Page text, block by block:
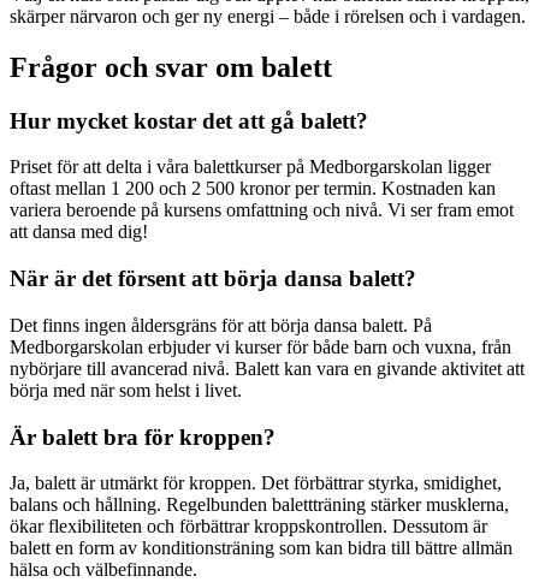
skärper närvaron och ger ny energi – både i rörelsen och i vardagen.
Frågor och svar om balett
Hur mycket kostar det att gå balett?
Priset för att delta i våra balettkurser på Medborgarskolan ligger
oftast mellan 1 200 och 2 500 kronor per termin. Kostnaden kan
variera beroende på kursens omfattning och nivå. Vi ser fram emot
att dansa med dig!
När är det försent att börja dansa balett?
Det finns ingen åldersgräns för att börja dansa balett. På
Medborgarskolan erbjuder vi kurser för både barn och vuxna, från
nybörjare till avancerad nivå. Balett kan vara en givande aktivitet att
börja med när som helst i livet.
Är balett bra för kroppen?
Ja, balett är utmärkt för kroppen. Det förbättrar styrka, smidighet,
balans och hållning. Regelbunden balettträning stärker musklerna,
ökar flexibiliteten och förbättrar kroppskontrollen. Dessutom är
balett en form av konditionsträning som kan bidra till bättre allmän
hälsa och välbefinnande.